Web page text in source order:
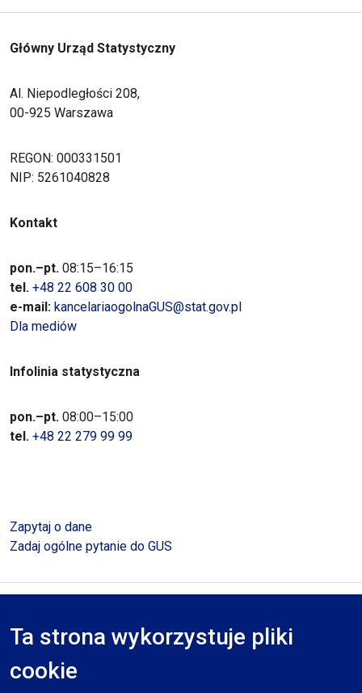
Ta strona wykorzystuje pliki
cookie
Główny Urząd Statystyczny
Al. Niepodległości 208,
00-925 Warszawa
REGON: 000331501
NIP: 5261040828
Kontakt
pon.–pt. 08:15–16:15
tel. +48 22 608 30 00
e-mail: kancelariaogolnaGUS@stat.gov.pl
Dla mediów
Infolinia statystyczna
pon.–pt. 08:00–15:00
tel. +48 22 279 99 99
Zapytaj o dane
Zadaj ogólne pytanie do GUS
RODO